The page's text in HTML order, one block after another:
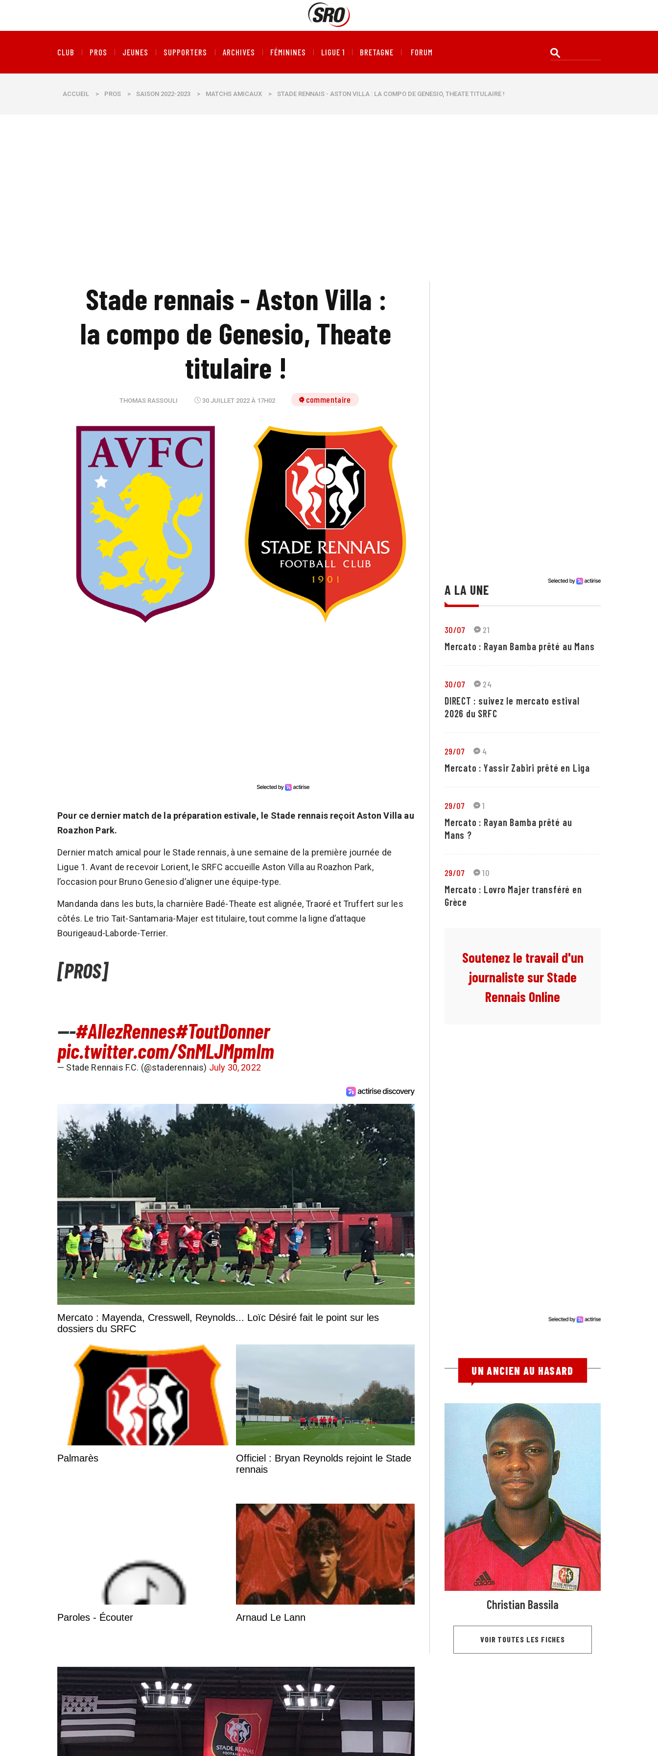
CLUB PROS JEUNES SUPPORTERS ARCHIVES FÉMININES LIGUE 1 BRETAGNE FORUM
ACCUEIL > PROS > SAISON 2022-2023 > MATCHS AMICAUX > STADE RENNAIS - ASTON VILLA : LA COMPO DE GENESIO, THEATE TITULAIRE !
Stade rennais - Aston Villa :
la compo de Genesio, Theate
titulaire !
THOMAS RASSOULI 30 JUILLET 2022 À 17H02 1 commentaire
Pour ce dernier match de la préparation estivale, le Stade rennais reçoit Aston Villa au
Roazhon Park.
Dernier match amical pour le Stade rennais, à une semaine de la première journée de
Ligue 1. Avant de recevoir Lorient, le SRFC accueille Aston Villa au Roazhon Park,
l’occasion pour Bruno Genesio d’aligner une équipe-type.
Mandanda dans les buts, la charnière Badé-Theate est alignée, Traoré et Truffert sur les
côtés. Le trio Tait-Santamaria-Majer est titulaire, tout comme la ligne d’attaque
Bourigeaud-Laborde-Terrier.
[PROS]
---#AllezRennes#ToutDonner
pic.twitter.com/SnMLJMpmIm
— Stade Rennais F.C. (@staderennais) July 30, 2022
Mercato : Mayenda, Cresswell, Reynolds... Loïc Désiré fait le point sur les
dossiers du SRFC
Palmarès
Officiel : Bryan Reynolds rejoint le Stade
rennais
Paroles - Écouter Arnaud Le Lann
A LA UNE
30/07 21
Mercato : Rayan Bamba prêté au Mans
30/07 24
DIRECT : suivez le mercato estival
2026 du SRFC
29/07 4
Mercato : Yassir Zabiri prêté en Liga
29/07 1
Mercato : Rayan Bamba prêté au
Mans ?
29/07 10
Mercato : Lovro Majer transféré en
Grèce
Soutenez le travail d'un
journaliste sur Stade
Rennais Online
UN ANCIEN AU HASARD
Christian Bassila
VOIR TOUTES LES FICHES